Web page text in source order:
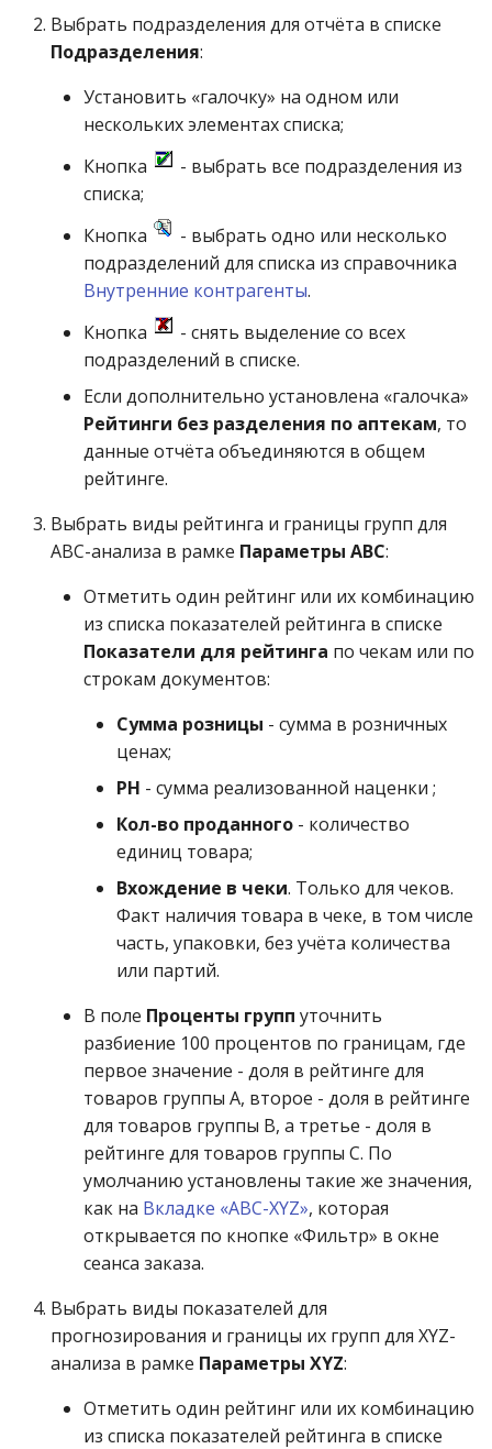
Выбрать подразделения для отчёта в списке
Подразделения:
Установить «галочку» на одном или
нескольких элементах списка;
Кнопка
- выбрать все подразделения из
списка;
Кнопка
- выбрать одно или несколько
подразделений для списка из справочника
Внутренние контрагенты.
Кнопка
- снять выделение со всех
подразделений в списке.
Если дополнительно установлена «галочка»
Рейтинги без разделения по аптекам, то
данные отчёта объединяются в общем
рейтинге.
Выбрать виды рейтинга и границы групп для
ABC-анализа в рамке Параметры ABC:
Отметить один рейтинг или их комбинацию
из списка показателей рейтинга в списке
Показатели для рейтинга по чекам или по
строкам документов:
Сумма розницы - сумма в розничных
ценах;
РН - сумма реализованной наценки ;
Кол-во проданного - количество
единиц товара;
Вхождение в чеки. Только для чеков.
Факт наличия товара в чеке, в том числе
часть, упаковки, без учёта количества
или партий.
В поле Проценты групп уточнить
разбиение 100 процентов по границам, где
первое значение - доля в рейтинге для
товаров группы A, второе - доля в рейтинге
для товаров группы B, а третье - доля в
рейтинге для товаров группы C. По
умолчанию установлены такие же значения,
как на Вкладке «ABC-XYZ», которая
открывается по кнопке «Фильтр» в окне
сеанса заказа.
Выбрать виды показателей для
прогнозирования и границы их групп для XYZ-
анализа в рамке Параметры XYZ:
Отметить один рейтинг или их комбинацию
из списка показателей рейтинга в списке